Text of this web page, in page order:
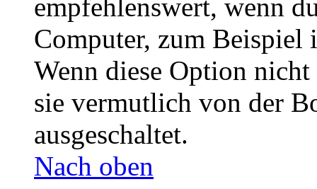
empfehlenswert, wenn
Computer, zum Beispiel
Wenn diese Option
sie vermutlich von der
ausgeschaltet.
Nach oben